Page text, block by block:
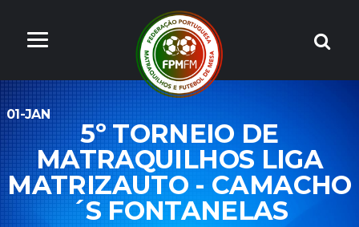
01-JAN
5º TORNEIO DE
MATRAQUILHOS LIGA
MATRIZAUTO - CAMACHO
´S FONTANELAS